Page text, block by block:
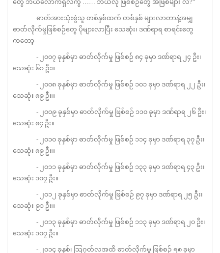
တွေ ဘယ်လောက်ရှိလဲကွ …… ဘယ်လို ဖြစ်စဉ်တွေ အဖြစ်များ လဲ?”
ဓာတ်အားသုံးစွဲသူ တစ်နှစ်ထက် တစ်နှစ် များလာတာနဲ့အမျှ
ဓာတ်လိုက်မှုဖြစ်စဉ်တွေ ပိုများလာပြီး သေဆုံး၊ ဒဏ်ရာရ စာရင်းတွေ
ကတော့-
- ၂၀၀၇ ခုနှစ်မှာ ဓာတ်လိုက်မှု ဖြစ်စဉ် ၈၄ ခုမှာ ဒဏ်ရာရ ၂၄ ဦး၊
သေဆုံး ၆၁ ဦး။
- ၂၀၀၈ ခုနှစ်မှာ ဓာတ်လိုက်မှု ဖြစ်စဉ် ၁၀၁ ခုမှာ ဒဏ်ရာရ ၂၂ ဦး၊
သေဆုံး ၈၉ ဦး။
- ၂၀၀၉ ခုနှစ်မှာ ဓာတ်လိုက်မှု ဖြစ်စဉ် ၁၁၀ ခုမှာ ဒဏ်ရာရ ၂၆ ဦး၊
သေဆုံး ၈၄ ဦး။
- ၂၀၁၀ ခုနှစ်မှာ ဓာတ်လိုက်မှု ဖြစ်စဉ် ၁၁၄ ခုမှာ ဒဏ်ရာရ ၃၇ ဦး၊
သေဆုံး ၈၉ ဦး။
- ၂၀၁၁ ခုနှစ်မှာ ဓာတ်လိုက်မှု ဖြစ်စဉ် ၁၃၃ ခုမှာ ဒဏ်ရာရ ၄၃ ဦး၊
သေဆုံး ၁၀၇ ဦး။
- ၂၀၁၂ ခုနှစ်မှာ ဓာတ်လိုက်မှု ဖြစ်စဉ် ၉၇ ခုမှာ ဒဏ်ရာရ ၂၅ ဦး၊
သေဆုံး ၉၁ ဦး။
- ၂၀၁၃ ခုနှစ်မှာ ဓာတ်လိုက်မှု ဖြစ်စဉ် ၁၁၃ ခုမှာ ဒဏ်ရာရ ၂၀ ဦး၊
သေဆုံး ၁၀၇ ဦး။
- ၂၀၁၄ ခုနှစ်၊ သြဂုတ်လအထိ ဓာတ်လိုက်မှု ဖြစ်စဉ် ၅၈ ခုမှာ